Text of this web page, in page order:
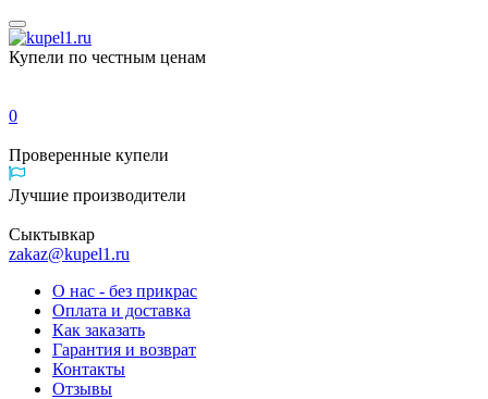
Купели по честным ценам
0
Проверенные купели
Лучшие производители
Сыктывкар
zakaz@kupel1.ru
О нас - без прикрас
Оплата и доставка
Как заказать
Гарантия и возврат
Контакты
Отзывы